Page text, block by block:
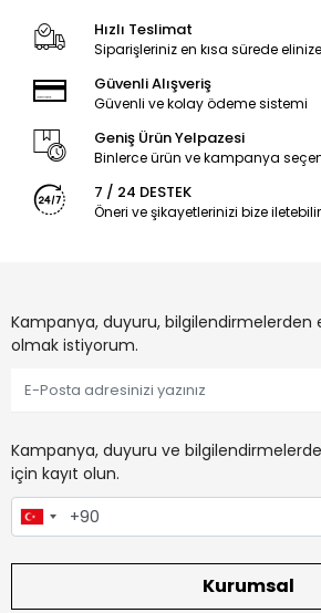
Hızlı Teslimat
Siparişleriniz en kısa sürede
Güvenli Alışveriş
Güvenli ve kolay ödeme sistemi
Geniş Ürün Yelpazesi
Binlerce ürün ve kampanya
7 / 24 DESTEK
Öneri ve şikayetlerinizi bize
Kampanya, duyuru,
olmak istiyorum.
Kampanya, duyuru ve
için kayıt olun.
Kurumsal